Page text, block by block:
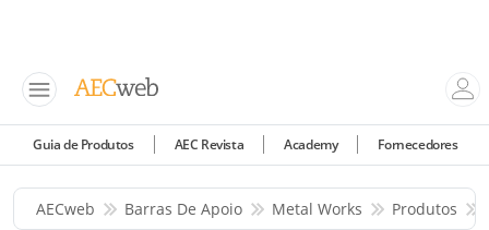
Guia de Produtos AEC Revista Academy Fornecedores
AECweb Barras De Apoio Metal Works Produtos